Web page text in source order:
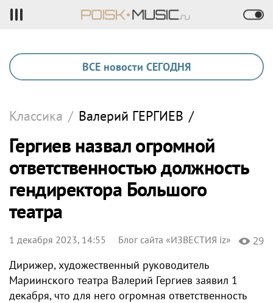
ВСЕ новости СЕГОДНЯ
Классика / Валерий ГЕРГИЕВ /
Гергиев назвал огромной
ответственностью должность
гендиректора Большого
театра
1 декабря 2023, 14:55 Блог сайта «ИЗВЕСТИЯ iz» 29
Дирижер, художественный руководитель
Мариинского театра Валерий Гергиев заявил 1
декабря, что для него огромная ответственность